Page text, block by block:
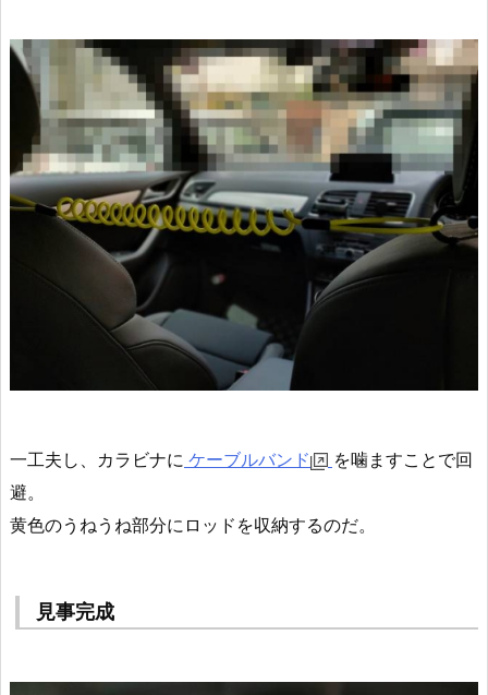
一工夫し、カラビナに ケーブルバンド
を噛ますことで回
避。
黄色のうねうね部分にロッドを収納するのだ。
見事完成